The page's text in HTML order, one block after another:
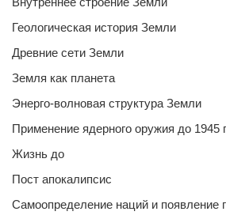
Геологическая история Земли
Древние сети Земли
Земля как планета
Энерго-волновая структура Земли
Применение ядерного оружия до 1945
Жизнь до
Пост апокалипсис
Самоопределение наций и появление